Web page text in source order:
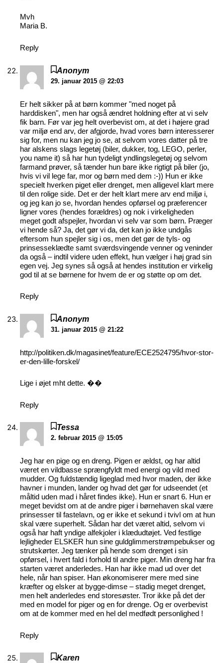
Mvh
Maria B.
Reply
Anonym
29. januar 2015 @ 22:03
Er helt sikker på at børn kommer "med noget på
harddisken", men har også ændret holdning efter at vi selv
fik barn. Før var jeg helt overbevist om, at det i højere grad
var miljø end arv, der afgjorde, hvad vores børn interesserer
sig for, men nu kan jeg jo se, at selvom vores datter på tre
har alskens slags legetøj (biler, dukker, tog, LEGO, perler,
you name it) så har hun tydeligt yndlingslegetøj og selvom
farmand prøver, så tænder hun bare ikke rigtigt på biler (jo,
hvis vi vil lege far, mor og børn med dem :-)) Hun er ikke
specielt hverken piget eller drenget, men alligevel klart mere
til den rolige side. Det er der helt klart mere arv end miljø i,
og jeg kan jo se, hvordan hendes opførsel og præferencer
ligner vores (hendes forældres) og nok i virkeligheden
meget godt afspejler, hvordan vi selv var som børn. Præger
vi hende så? Ja, det gør vi da, det kan jo ikke undgås
eftersom hun spejler sig i os, men det gør de tyls- og
prinsesseklædte samt sværdsvingende venner og veninder
da også – indtil videre uden effekt, hun vælger i høj grad sin
egen vej. Jeg synes så også at hendes institution er virkelig
god til at se børnene for hvem de er og støtte op om det.
Reply
Anonym
31. januar 2015 @ 21:22
http://politiken.dk/magasinet/feature/ECE2524795/hvor-stor-
er-den-lille-forskel/
Lige i øjet mht dette. ��
Reply
Tessa
2. februar 2015 @ 15:05
Jeg har en pige og en dreng. Pigen er ældst, og har altid
været en vildbasse sprængfyldt med energi og vild med
mudder. Og fuldstændig ligeglad med hvor maden, der ikke
havner i munden, lander og hvad det gør for udseendet (et
måltid uden mad i håret findes ikke). Hun er snart 6. Hun er
meget bevidst om at de andre piger i børnehaven skal være
prinsesser til fastelavn, og er ikke et sekund i tvivl om at hun
skal være superhelt. Sådan har det været altid, selvom vi
også har haft yndige alfekjoler i klædudtøjet. Ved festlige
lejligheder ELSKER hun sine guldglimmerstrømpebukser og
strutskørter. Jeg tænker på hende som drenget i sin
opførsel, i hvert fald i forhold til andre piger. Min dreng har fra
starten været anderledes. Han har ikke mad ud over det
hele, når han spiser. Han økonomiserer mere med sine
kræfter og elsker at bygge-dimse – stadig meget drenget,
men helt anderledes end storesøster. Tror ikke på det der
med en model for piger og en for drenge. Og er overbevist
om at de kommer med en hel del medfødt personlighed !
Reply
Karen